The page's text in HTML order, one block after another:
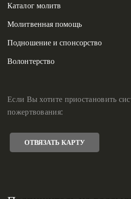
Каталог молитв
Молитвенная помощь
Подношение и спонсорство
Волонтерство
Если Вы хотите приостановить
пожертвования:
ОТВЯЗАТЬ КАРТУ